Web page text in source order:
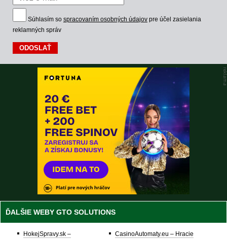
Súhlasím so spracovaním osobných údajov pre účel zasielania
reklamných správ
ĎALŠIE WEBY GTO SOLUTIONS
HokejSpravy.sk –
CasinoAutomaty.eu – Hracie